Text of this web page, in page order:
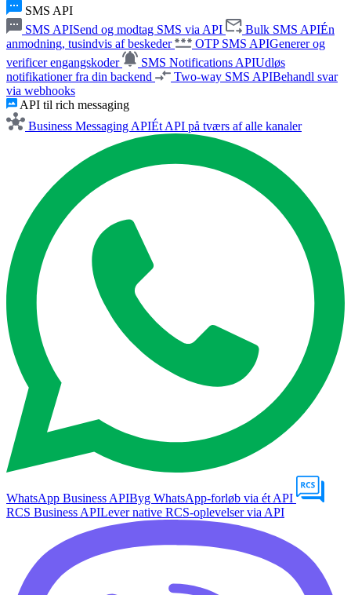
SMS API
SMS APISend og modtag SMS via API Bulk SMS APIÉn
anmodning, tusindvis af beskeder
OTP SMS APIGenerer og
verificer engangskoder
SMS Notifications APIUdløs
notifikationer fra din backend
Two-way SMS APIBehandl svar
via webhooks
API til rich messaging
Business Messaging APIÉt API på tværs af alle kanaler
WhatsApp Business APIByg WhatsApp-forløb via ét API
RCS Business APILever native RCS-oplevelser via API